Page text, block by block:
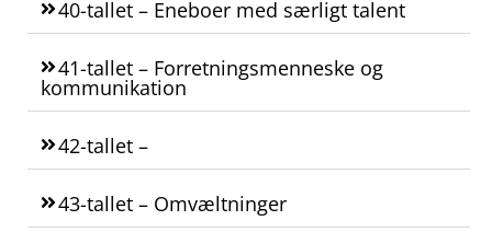
40-tallet – Eneboer med særligt talent
41-tallet – Forretningsmenneske og
kommunikation
42-tallet –
43-tallet – Omvæltninger